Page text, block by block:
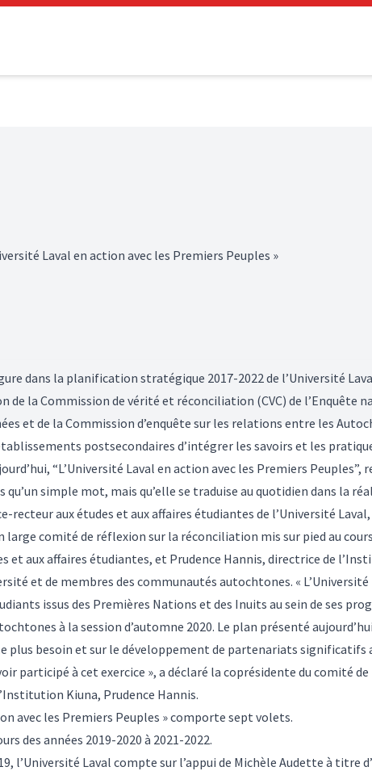
Laval en action avec les Premiers Peuples »
dans la planification stratégique 2017-2022 de l’Université
de laCommission de vérité et réconciliation (CVC) de l’Enquête
et de la Commission d’enquête sur les relations entre les
postsecondaires d’intégrer les savoirs et les
“L’Université Laval en action avec les Premiers
simple mot, mais qu’elle se traduise au quotidien dans la
recteur aux études et aux affaires étudiantes de l’Université
large comité de réflexion sur la réconciliation mis sur pied au
et aux affaires étudiantes, et Prudence Hannis, directrice de l’
et de membres des communautés autochtones. «
issus des Premières Nations et des Inuits au sein de ses
à la session d’automne 2020. Le plan présenté
plus besoin et sur le développement de partenariats significatifs
participé à cet exercice », a déclaré la coprésidente du comité
Kiuna, Prudence Hannis.
avec les Premiers Peuples » comporte sept volets.
des années 2019-2020 à 2021-2022.
l’Université Laval compte sur l’appui de Michèle Audette à titre